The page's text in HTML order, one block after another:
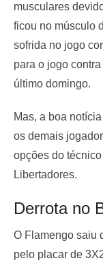
musculares
ficou no músculo
sofrida no jogo
para o jogo
último domingo.
Mas, a boa
os demais
opções do
Libertadores.
Derrota no
O Flamengo saiu
pelo placar de